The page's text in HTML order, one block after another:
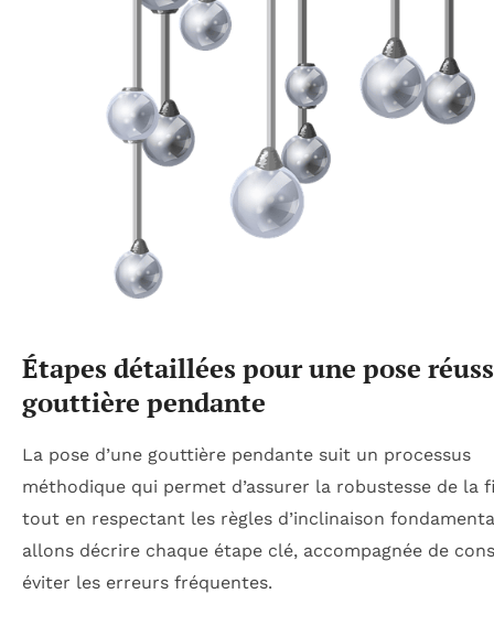
Étapes détaillées pour une pose
gouttière pendante
La pose d’une gouttière pendante suit un processus
méthodique qui permet d’assurer la robustesse de la
tout en respectant les règles d’inclinaison
allons décrire chaque étape clé, accompagnée de
éviter les erreurs fréquentes.